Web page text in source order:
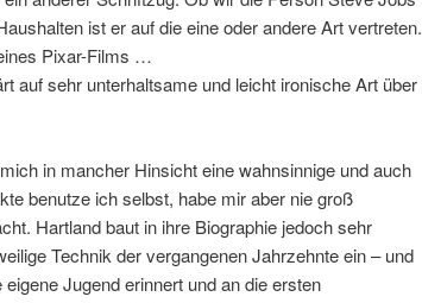
ist er auf die eine oder andere Art vertreten.
Pixar-Films …
auf sehr unterhaltsame und leicht ironische Art über
in mancher Hinsicht eine wahnsinnige und auch
benutze ich selbst, habe mir aber nie groß
Hartland baut in ihre Biographie jedoch sehr
Technik der vergangenen Jahrzehnte ein – und
Jugend erinnert und an die ersten